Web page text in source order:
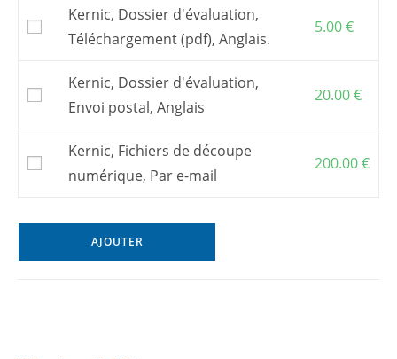
Attention : pour construire ce bateau, il vous
faut acquérirun kit de contreplaqué en
découpe numérique.
de découpe numériqueet faire découper le
kit par une entreprise de votre choix.
mespartenaires
Les frais postaux et la TVA, si elle s’applique,
sont inclus dans les prix affichés.
Kernic, Dossier d'évaluation,
Téléchargement (pdf), Anglais.
5.00€
Kernic, Dossier d'évaluation,
Envoi postal, Anglais
20.00€
Kernic, Fichiers de découpe
numérique, Par e-mail
200.00€
AJOUTER